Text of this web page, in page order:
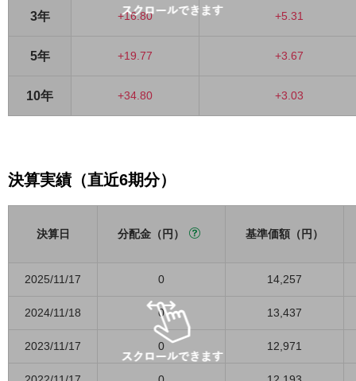
3年 +16.80 +5.31
5年 +19.77 +3.67
10年 +34.80 +3.03
決算実績（直近6期分）
決算日 分配金（円） 基準価額（円）
2025/11/17 0 14,257
2024/11/18 0 13,437
2023/11/17 0 12,971